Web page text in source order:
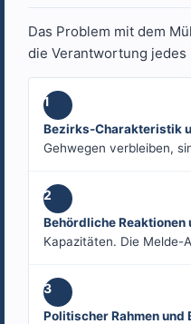
Das Problem mit dem
die Verantwortung jedes
1
Bezirks-Charakteristik
Gehwegen verbleiben,
2
Behördliche
Kapazitäten. Die Melde-
3
Politischer Rahmen